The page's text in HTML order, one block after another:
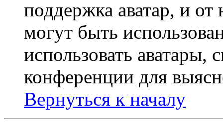
поддержка аватар, и от
могут быть
использовать аватары,
конференции для
Вернуться к началу